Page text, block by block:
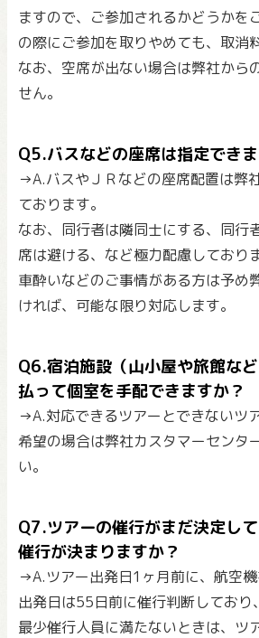
ますので、ご参加されるかどうかを
の際にご参加を取りやめても、取消
なお、空席が出ない場合は弊社から
せん。
Q5.バスなどの座席は指定でき
→A.バスやＪＲなどの座席配置は弊
ております。
なお、同行者は隣同士にする、同行
席は避ける、など極力配慮しており
車酔いなどのご事情がある方は予め
ければ、可能な限り対応します。
Q6.宿泊施設（山小屋や旅館な
払って個室を手配できますか？
→A.対応できるツアーとできないツ
希望の場合は弊社カスタマーセンタ
い。
Q7.ツアーの催行がまだ決定し
催行が決まりますか？
→A.ツアー出発日1ヶ月前に、航空
出発日は55日前に催行判断しており
最少催行人員に満たないときは、ツ